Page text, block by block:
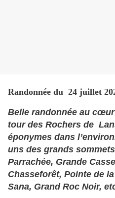
Randonnée du 24 juillet
Belle randonnée au
tour des Rochers de
éponymes dans
uns des grands
Parrachée, Grande
Chasseforêt, Pointe de
Sana, Grand Roc Noir,